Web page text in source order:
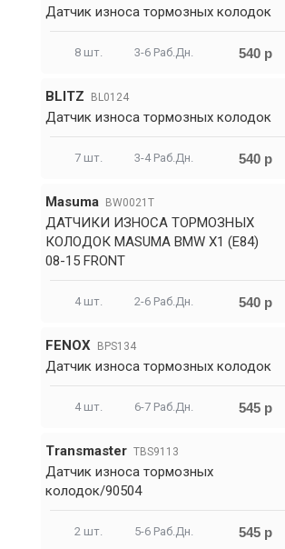
Датчик износа тормозных колодок
8 шт. 3-6 Раб.Дн. 540 р
BLITZ BL0124
Датчик износа тормозных колодок
7 шт. 3-4 Раб.Дн. 540 р
Masuma BW0021T
ДАТЧИКИ ИЗНОСА ТОРМОЗНЫХ
КОЛОДОК MASUMA BMW X1 (E84)
08-15 FRONT
4 шт. 2-6 Раб.Дн. 540 р
FENOX BPS134
Датчик износа тормозных колодок
4 шт. 6-7 Раб.Дн. 545 р
Transmaster TBS9113
Датчик износа тормозных
колодок/90504
2 шт. 5-6 Раб.Дн. 545 р